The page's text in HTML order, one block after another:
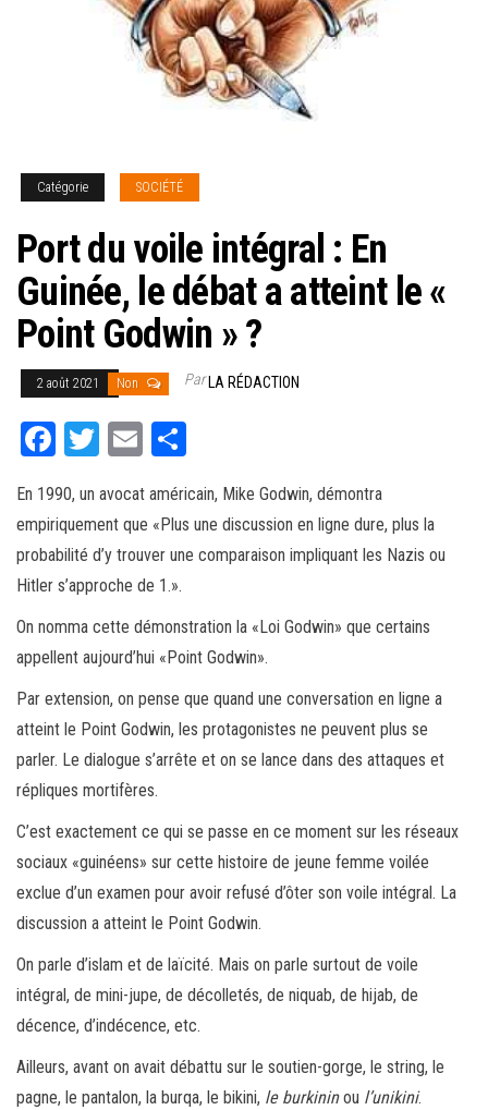
Catégorie SOCIÉTÉ
Port du voile intégral : En
Guinée, le débat a atteint le «
Point Godwin » ?
2 août 2021 Non ParLA RÉDACTION
Fa
bo
ok
T
tt
er
E
ail ag
er
En 1990, un avocat américain, Mike Godwin, démontra
empiriquement que «Plus une discussion en ligne dure, plus la
probabilité d’y trouver une comparaison impliquant les Nazis ou
Hitler s’approche de 1.».
On nomma cette démonstration la «Loi Godwin» que certains
appellent aujourd’hui «Point Godwin».
Par extension, on pense que quand une conversation en ligne a
atteint le Point Godwin, les protagonistes ne peuvent plus se
parler. Le dialogue s’arrête et on se lance dans des attaques et
répliques mortifères.
C’est exactement ce qui se passe en ce moment sur les réseaux
sociaux «guinéens» sur cette histoire de jeune femme voilée
exclue d’un examen pour avoir refusé d’ôter son voile intégral. La
discussion a atteint le Point Godwin.
On parle d’islam et de laïcité. Mais on parle surtout de voile
intégral, de mini-jupe, de décolletés, de niquab, de hijab, de
décence, d’indécence, etc.
Ailleurs, avant on avait débattu sur le soutien-gorge, le string, le
pagne, le pantalon, la burqa, le bikini, le burkininou l’unikini.